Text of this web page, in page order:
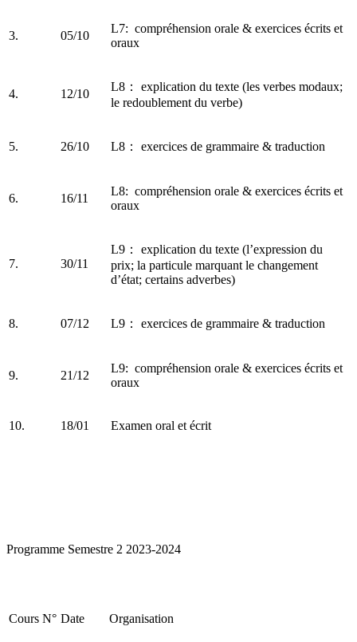
3. 05/10
L7: compréhension orale & exercices écrits et
oraux
4. 12/10
L8： explication du texte (les verbes modaux;
le redoublement du verbe)
5. 26/10 L8： exercices de grammaire & traduction
6. 16/11
L8: compréhension orale & exercices écrits et
oraux
7. 30/11
L9： explication du texte (l’expression du
prix; la particule marquant le changement
d’état; certains adverbes)
8. 07/12 L9： exercices de grammaire & traduction
9. 21/12
L9: compréhension orale & exercices écrits et
oraux
10. 18/01 Examen oral et écrit
Programme Semestre 2 2023-2024
Cours N° Date Organisation